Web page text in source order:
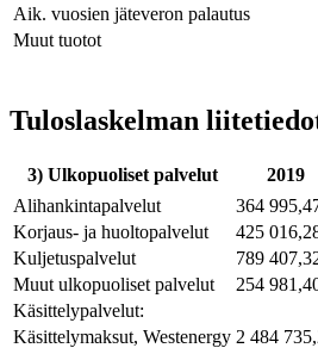
Aik. vuosien jäteveron palautus
Muut tuotot
Tuloslaskelman
3) Ulkopuoliset palvelut 2019
Alihankintapalvelut
364
Korjaus- ja huoltopalvelut
425
Kuljetuspalvelut
789
Muut ulkopuoliset palvelut
254
Käsittelypalvelut:
Käsittelymaksut, Westenergy 2 484